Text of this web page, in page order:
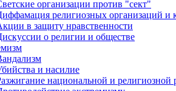
организации против "сект"
религиозных организаций
в защиту нравственности
о религии и обществе
и насилие
национальной и